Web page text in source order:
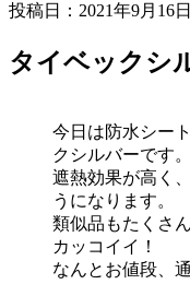
投稿日：2021年9月16日
タイベックシ
今日は防水シー
クシルバーです。
遮熱効果が高く
うになります。
類似品もたくさ
カッコイイ！
なんとお値段、